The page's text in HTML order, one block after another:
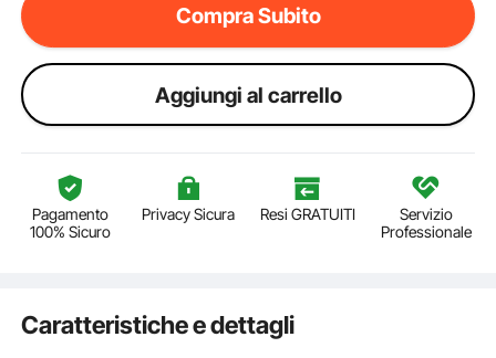
Compra Subito
Aggiungi al carrello
Pagamento
100% Sicuro
Privacy Sicura Resi GRATUITI
Servizio
Professionale
Caratteristiche e dettagli